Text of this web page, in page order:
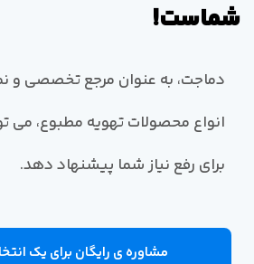
شماست!
دماجت، به عنوان مرجع تخصصی و
انواع محصولات تهویه مطبوع، می
برای رفع نیاز شما پیشنهاد دهد.
مشاوره ی رایگان برای یک